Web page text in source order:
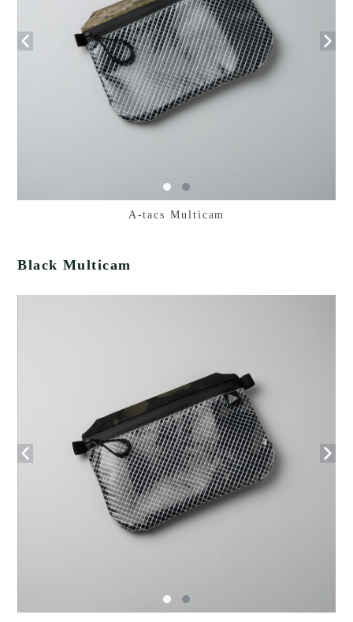
A-tacs Multicam
Black Multicam